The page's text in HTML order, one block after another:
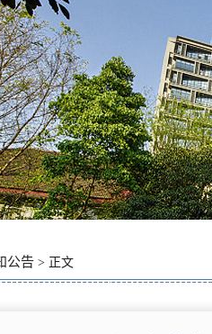
公告 > 正文